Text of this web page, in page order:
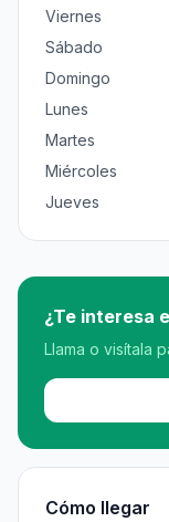
Viernes
Sábado
Domingo
Lunes
Martes
Miércoles
Jueves
¿Te interesa
Llama o visítala
Cómo llegar